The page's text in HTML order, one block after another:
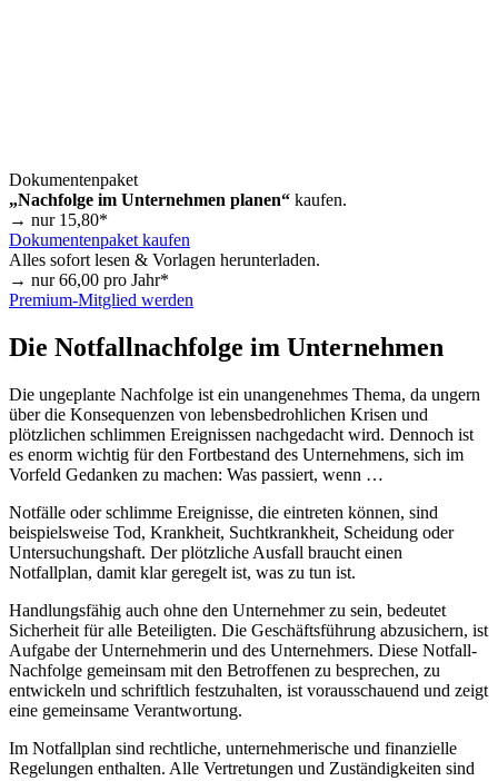
Dokumentenpaket
„Nachfolge im Unternehmen planen“ kaufen.
→ nur 15,80*
Dokumentenpaket kaufen
Alles sofort lesen & Vorlagen herunterladen.
→ nur66,00 pro Jahr*
Premium-Mitglied werden
Die Notfallnachfolge im Unternehmen
Die ungeplante Nachfolge ist ein unangenehmes Thema, da ungern
über die Konsequenzen von lebensbedrohlichen Krisen und
plötzlichen schlimmen Ereignissen nachgedacht wird. Dennoch ist
es enorm wichtig für den Fortbestand des Unternehmens, sich im
Vorfeld Gedanken zu machen: Was passiert, wenn …
Notfälle oder schlimme Ereignisse, die eintreten können, sind
beispielsweise Tod, Krankheit, Suchtkrankheit, Scheidung oder
Untersuchungshaft. Der plötzliche Ausfall braucht einen
Notfallplan, damit klar geregelt ist, was zu tun ist.
Handlungsfähig auch ohne den Unternehmer zu sein, bedeutet
Sicherheit für alle Beteiligten. Die Geschäftsführung abzusichern, ist
Aufgabe der Unternehmerin und des Unternehmers. Diese Notfall-
Nachfolge gemeinsam mit den Betroffenen zu besprechen, zu
entwickeln und schriftlich festzuhalten, ist vorausschauend und zeigt
eine gemeinsame Verantwortung.
Im Notfallplan sind rechtliche, unternehmerische und finanzielle
Regelungen enthalten. Alle Vertretungen und Zuständigkeiten sind